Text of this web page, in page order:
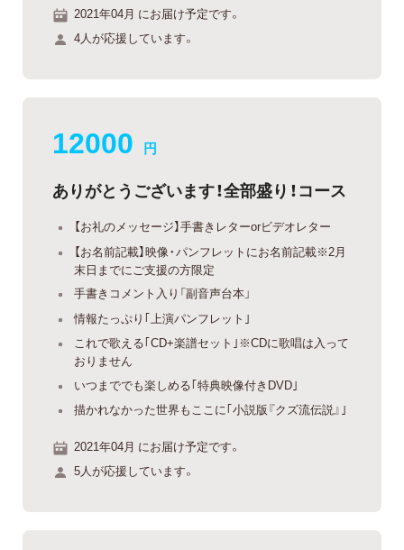
2021年04月 にお届け予定です。
4人が応援しています。
12000 円
ありがとうございます！全部盛り！コース
【お礼のメッセージ】手書きレターorビデオレター
【お名前記載】映像・パンフレットにお名前記載※2月
末日までにご支援の方限定
手書きコメント入り「副音声台本」
情報たっぷり｢上演パンフレット｣
これで歌える｢CD+楽譜セット｣※CDに歌唱は入って
おりません
いつまででも楽しめる｢特典映像付きDVD｣
描かれなかった世界もここに｢小説版『クズ流伝説』｣
2021年04月 にお届け予定です。
5人が応援しています。